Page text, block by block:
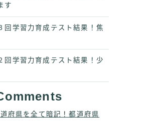
す
回学習力育成テスト結果！焦
回学習力育成テスト結果！少
府県を全て暗記！都道府県